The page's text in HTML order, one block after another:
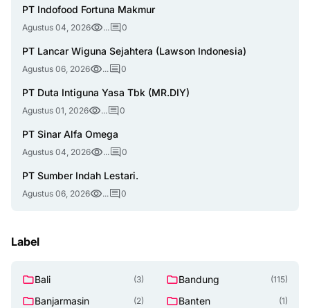
PT Indofood Fortuna Makmur
Agustus 04, 2026 ... 0
PT Lancar Wiguna Sejahtera (Lawson Indonesia)
Agustus 06, 2026 ... 0
PT Duta Intiguna Yasa Tbk (MR.DIY)
Agustus 01, 2026 ... 0
PT Sinar Alfa Omega
Agustus 04, 2026 ... 0
PT Sumber Indah Lestari.
Agustus 06, 2026 ... 0
Label
Bali (3) Bandung (115)
Banjarmasin (2) Banten (1)